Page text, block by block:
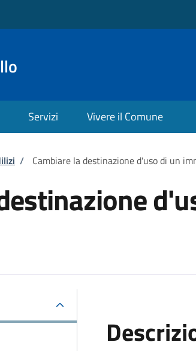
Servizi Vivere il Comune
/ Cambiare la destinazione d'uso di un